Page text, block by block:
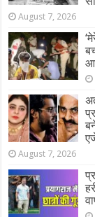
August 7, 2026
August 7, 2026